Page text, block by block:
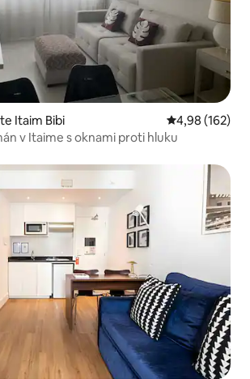
Itaim Bibi Priemerné
4,98 (162)
v Itaime s oknami proti hluku